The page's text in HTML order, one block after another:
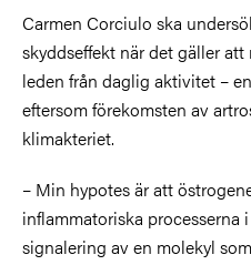
Carmen Corciulo ska
skyddseffekt när det gäller
leden från daglig aktivitet –
eftersom förekomsten av
klimakteriet.
– Min hypotes är att
inflammatoriska processerna
signalering av en molekyl